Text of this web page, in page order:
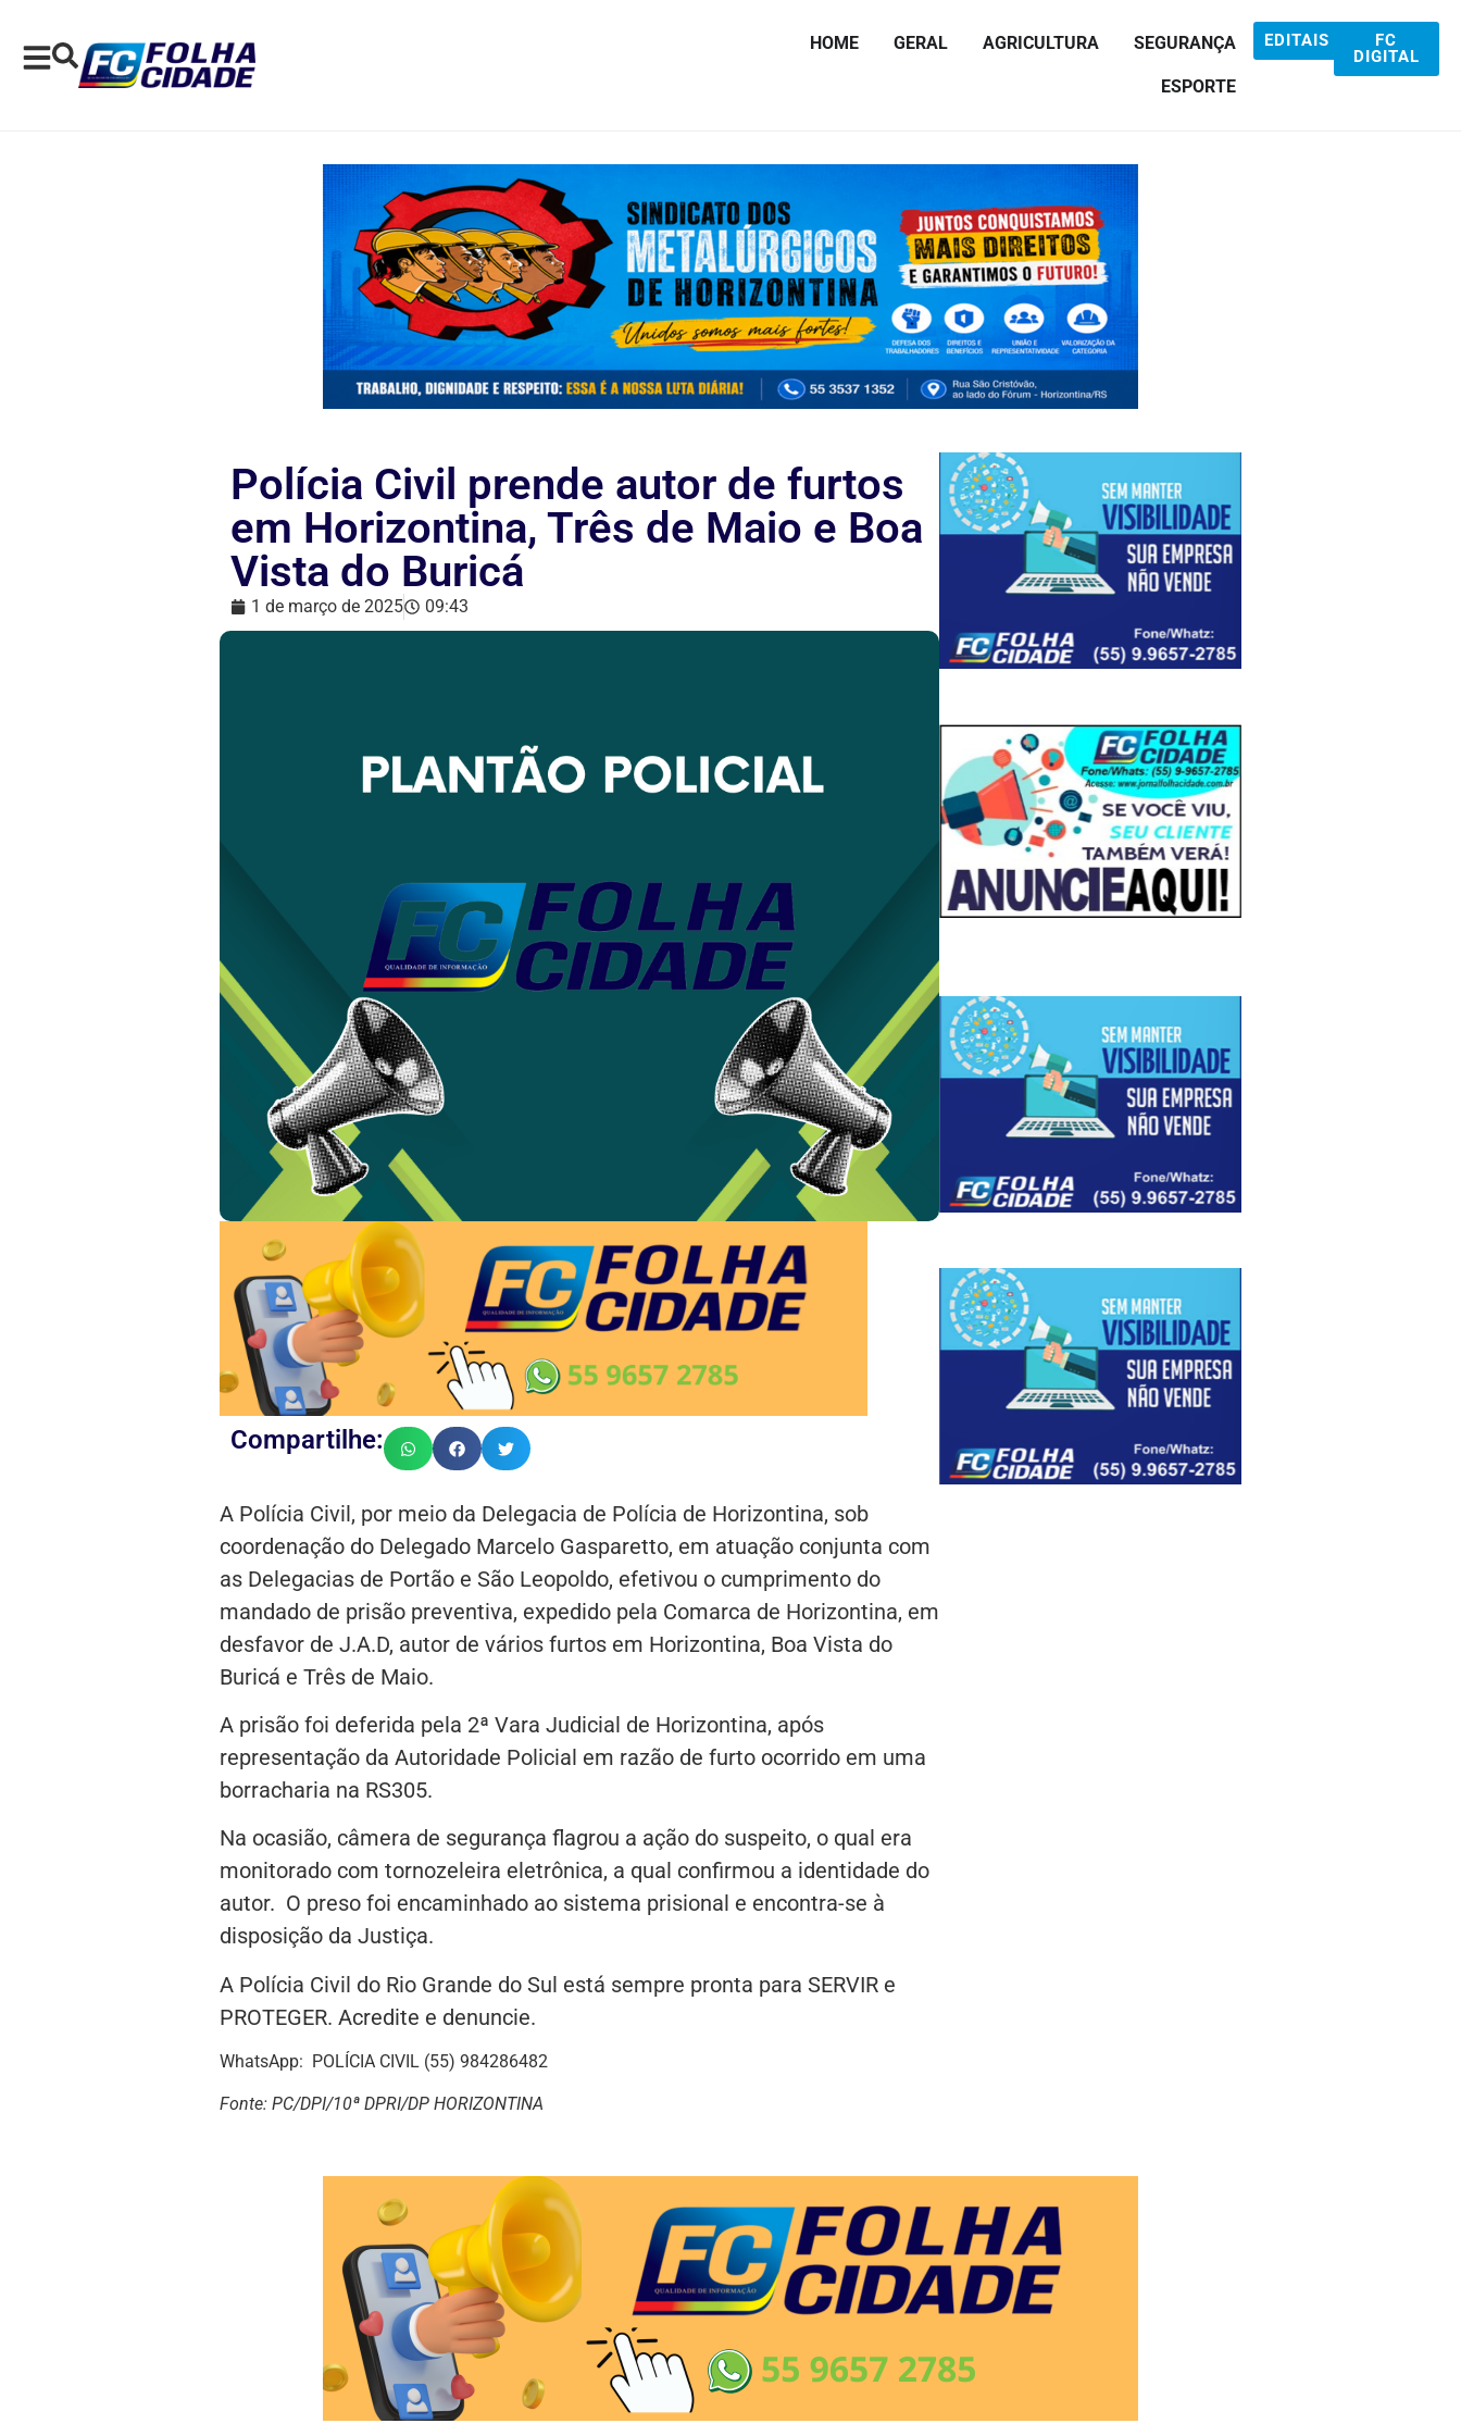
HOME GERAL AGRICULTURA SEGURANÇA
ESPORTE
EDITAIS
FC
DIGITAL
Polícia Civil prende autor de furtos
em Horizontina, Três de Maio e Boa
Vista do Buricá
1 de março de 2025 09:43
Compartilhe:
A Polícia Civil, por meio da Delegacia de Polícia de Horizontina, sob
coordenação do Delegado Marcelo Gasparetto, em atuação conjunta com
as Delegacias de Portão e São Leopoldo, efetivou o cumprimento do
mandado de prisão preventiva, expedido pela Comarca de Horizontina, em
desfavor de J.A.D, autor de vários furtos em Horizontina, Boa Vista do
Buricá e Três de Maio.
A prisão foi deferida pela 2ª Vara Judicial de Horizontina, após
representação da Autoridade Policial em razão de furto ocorrido em uma
borracharia na RS305.
Na ocasião, câmera de segurança flagrou a ação do suspeito, o qual era
monitorado com tornozeleira eletrônica, a qual confirmou a identidade do
autor. O preso foi encaminhado ao sistema prisional e encontra-se à
disposição da Justiça.
A Polícia Civil do Rio Grande do Sul está sempre pronta para SERVIR e
PROTEGER. Acredite e denuncie.
WhatsApp: POLÍCIA CIVIL (55) 984286482
Fonte: PC/DPI/10ª DPRI/DP HORIZONTINA